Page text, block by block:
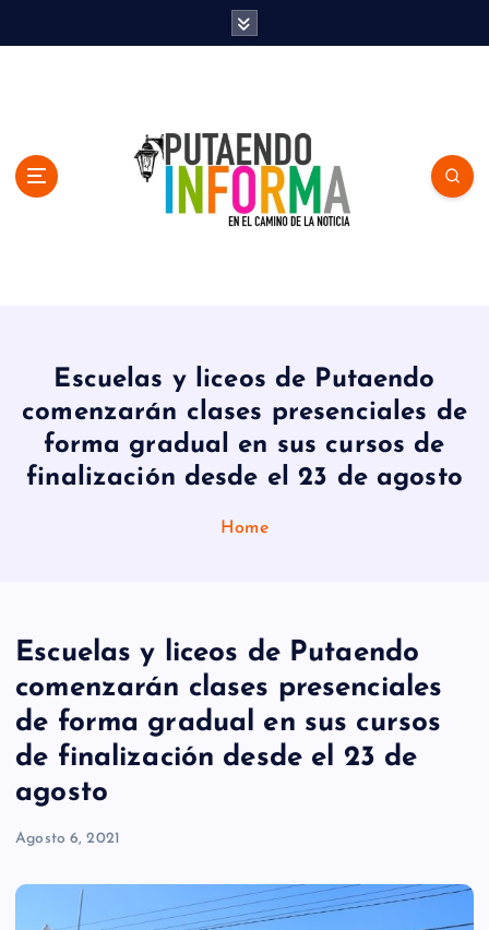
Escuelas y liceos de Putaendo
comenzarán clases presenciales de
forma gradual en sus cursos de
finalización desde el 23 de agosto
Home
Escuelas y liceos de Putaendo
comenzarán clases presenciales
de forma gradual en sus cursos
de finalización desde el 23 de
agosto
Agosto 6, 2021